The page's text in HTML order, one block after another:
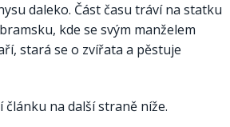
daleko. Část času tráví na statku
kde se svým manželem
stará se o zvířata a pěstuje
článku na další straně níže.